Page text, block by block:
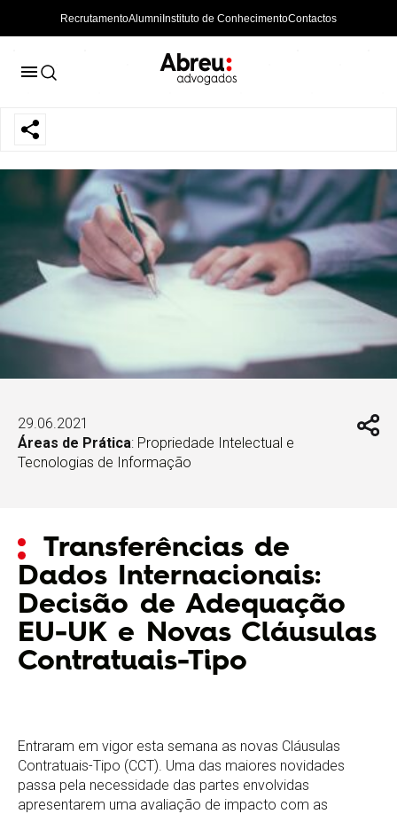
RecrutamentoAlumni Instituto de ConhecimentoContactos
29.06.2021
Áreas de Prática: Propriedade Intelectual e
Tecnologias de Informação
Transferências de
Dados Internacionais:
Decisão de Adequação
EU-UK e Novas Cláusulas
Contratuais-Tipo
Entraram em vigor esta semana as novas Cláusulas
Contratuais-Tipo (CCT). Uma das maiores novidades
passa pela necessidade das partes envolvidas
apresentarem uma avaliação de impacto com as